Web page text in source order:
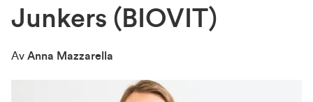
Junkers (BIOVIT)
Av Anna Mazzarella